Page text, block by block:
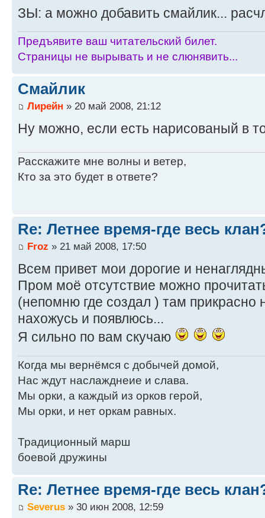
ЗЫ: а можно добавить смайлик...
Предъявите ваш читательский билет.
Страницы не вырывать и не слюнявить...
Смайлик
Лирейн » 20 май 2008, 21:12
Ну можно, если есть нарисованый в
Расскажите мне волны и ветер,
Кто за это будет в ответе?
Re: Летнее время-где весь
Froz » 21 май 2008, 17:50
Всем привет мои дорогие и
Пром моё отсутствие можно
(непомню где создал ) там прикрасно
нахожусь и появлюсь...
Я сильно по вам скучаю
Когда мы вернёмся с добычей домой,
Нас ждут наслажднеие и слава.
Мы орки, а каждый из орков герой,
Мы орки, и нет оркам равных.
Традиционный марш
боевой дружины
Re: Летнее время-где весь
Severus » 30 июн 2008, 12:59